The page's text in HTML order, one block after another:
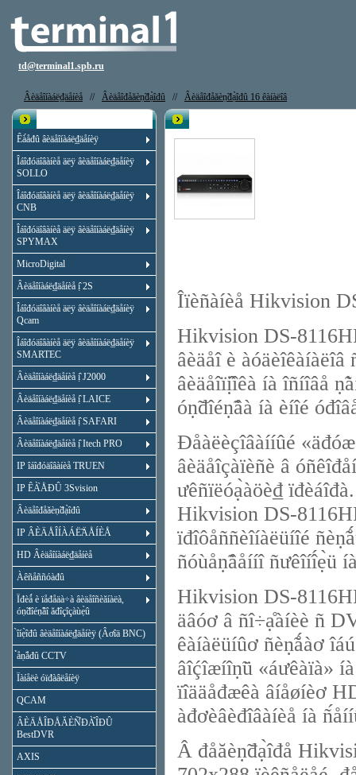
td@terminal1.spb.ru
Âèäåîíàáë₫äåíèå // Âèäåîđåăèṇ̃đạ̀îđû // Âèäåîđåăèṇ̃đạ̀îđû 16 êàíàëîâ
Êà́åđû âèäåîíàáë₫äåíèÿ
Îáîđóäîâàíèå äëÿ âèäåîíàáë₫äåíèÿ
SOLLO
Îáîđóäîâàíèå äëÿ âèäåîíàáë₫äåíèÿ
CNB
Îáîđóäîâàíèå äëÿ âèäåîíàáë₫äåíèÿ
SPYMAX
MicroDigital
Âèäåîíàáë₫äåíèå ị̂ 2S
Îáîđóäîâàíèå äëÿ âèäåîíàáë₫äåíèÿ
Qcam
Îáîđóäîâàíèå äëÿ âèäåîíàáë₫äåíèÿ
SMARTEC
Âèäåîíàáë₫äåíèå ị̂ J2000
Âèäåîíàáë₫äåíèå ị̂ LAICE
Âèäåîíàáë₫äåíèå ị̂ SAFARI
Âèäåîíàáë₫äåíèå ị̂ Itech PRO
IP îáîđóäîâàíèå TRUEN
IP ÊÀ̀ÅĐÛ 3Svision
Âèäåîđåăèṇ̃đạ̀îđû
IP ÂÈÄÅÎÍÀÁË̃ÄÅÍÈÅ
HD Âèäåîíàáë₫äåíèå
Àêñåññóàđû
Ïđèǻ è ïåđåäà÷à âèäåîñèăíàëà,
óṇ̃đîéṇ̃âî ăđîçîçàùẹ̀û
̀îíẹ̀îđû âèäåîíàáë₫äåíèÿ (Âơîä BNC)
̉åṇ̃åđû CCTV
Ïàíåëè óïđàâëåíèÿ
QCAM
ÂÈÄÅÎĐÅĂÈÑ̉ĐÀ̉ÎĐÛ
BestDVR
AXIS
Îïèñàíèå Hikvision
Hikvision DS-
âèäåî è
âèäåîïị̂îêà íà îñíîâå
óṇ̃đîéṇ̃âà íà èíîé
Đåàëèçîâàííûé
âèäåîçàïèñè â
ưêñïëóạ̀àöè₫
Hikvision DS-
ïđîôåññèîíàëüíîé
ñóùåṇ̃âåííî ñưêîíî́ẹ̀ü
Hikvision DS-
äâóơ â ñî÷ạ̊àíèè ñ
êàíàëüíûơ ñèṇ̃ǻàơ
âîḉîæíîṇ̃ü «áưêàïà»
ïîääåđæêà âíåøíèơ
àđơèâèđîâàíèå íà
Â đåăèṇ̃đạ̀îđå